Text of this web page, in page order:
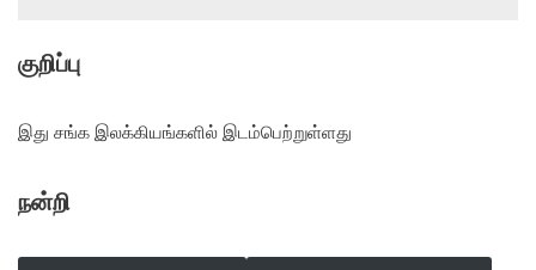
குறிப்பு
இது சங்க இலக்கியங்களில் இடம்பெற்றுள்ளது
நன்றி